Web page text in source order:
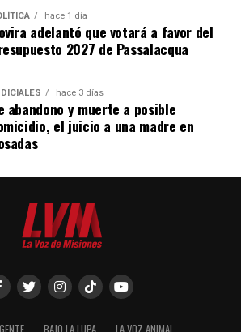
hace 1 día
adelantó que votará a favor del
2027 de Passalacqua
hace 3 días
abandono y muerte a posible
el juicio a una madre en